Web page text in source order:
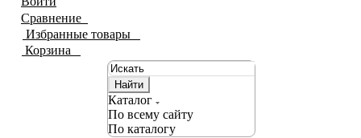
Сравнение
Избранные товары
Корзина
Найти
Каталог
По всему сайту
По каталогу